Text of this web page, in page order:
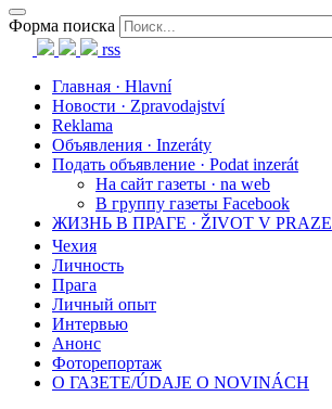
Форма поиска
rss
Главная · Hlavní
Новости · Zpravodajství
Reklama
Объявления · Inzeráty
Подать объявление · Podat inzerát
На сайт газеты · na web
В группу газеты Facebook
ЖИЗНЬ В ПРАГЕ · ŽIVOT V PRAZE
Чехия
Личность
Прага
Личный опыт
Интервью
Анонс
Фоторепортаж
О ГАЗЕТЕ/ÚDAJE O NOVINÁCH